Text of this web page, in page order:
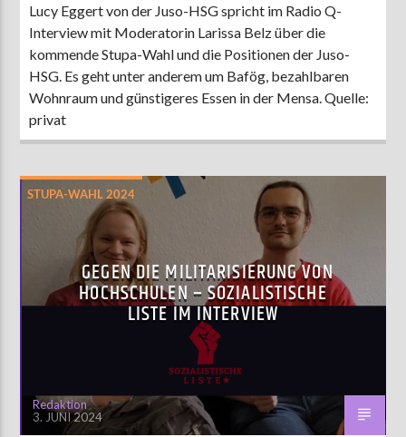
ZU HÖREN INMünster90,9 MHzSteinfurt103,9 MHz
Lucy Eggert von der Juso-HSG spricht im Radio Q-
Interview mit Moderatorin Larissa Belz über die
kommende Stupa-Wahl und die Positionen der Juso-
HSG. Es geht unter anderem um Bafög, bezahlbaren
Wohnraum und günstigeres Essen in der Mensa. Quelle:
privat
STUPA-WAHL 2024
GEGEN DIE MILITARISIERUNG VON
HOCHSCHULEN – SOZIALISTISCHE
LISTE IM INTERVIEW
Redaktion
3. JUNI 2024